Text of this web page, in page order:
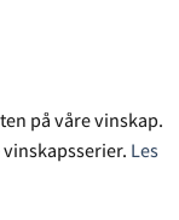
på våre vinskap.
Les